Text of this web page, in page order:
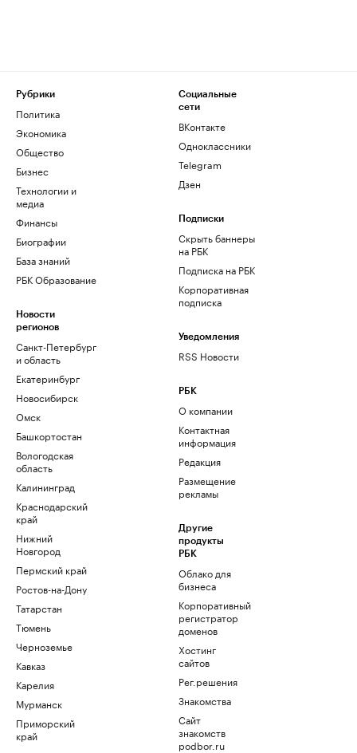
Рубрики
Политика
Экономика
Общество
Бизнес
Технологии и
медиа
Финансы
Биографии
База знаний
РБК Образование
Новости
регионов
Санкт-Петербург
и область
Екатеринбург
Новосибирск
Омск
Башкортостан
Вологодская
область
Калининград
Краснодарский
край
Нижний
Новгород
Пермский край
Ростов-на-Дону
Татарстан
Тюмень
Черноземье
Кавказ
Карелия
Мурманск
Приморский
край
Социальные
сети
ВКонтакте
Одноклассники
Telegram
Дзен
Подписки
Скрыть баннеры
на РБК
Подписка на РБК
Корпоративная
подписка
Уведомления
RSS Новости
РБК
О компании
Контактная
информация
Редакция
Размещение
рекламы
Другие
продукты
РБК
Облако для
бизнеса
Корпоративный
регистратор
доменов
Хостинг
сайтов
Рег.решения
Знакомства
Сайт
знакомств
podbor.ru